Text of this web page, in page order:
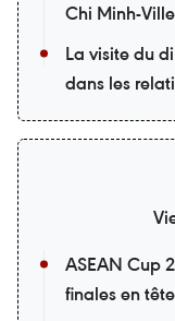
Chi Minh-Ville
La visite du
dans les
ASEAN Cup
finales en